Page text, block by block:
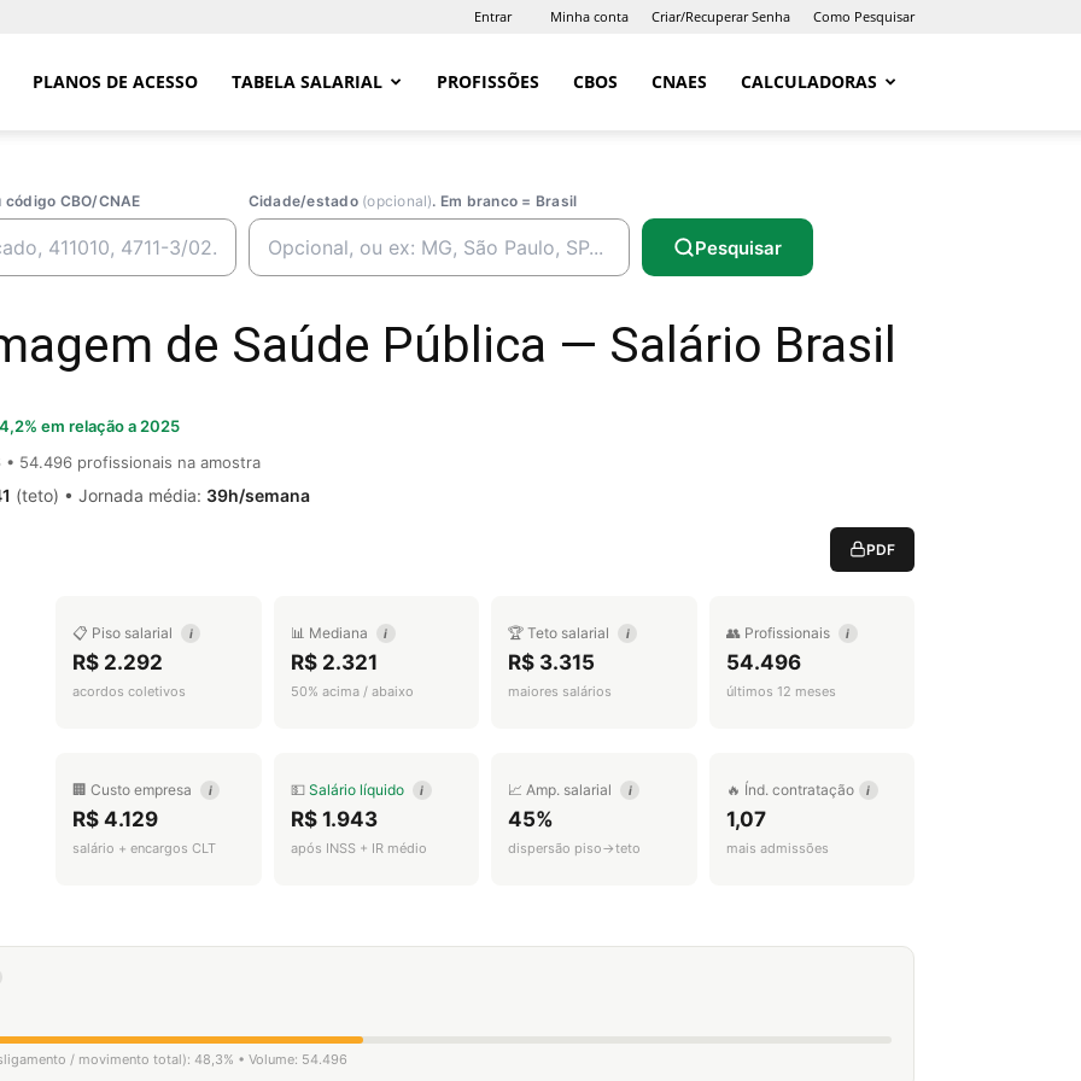
Entrar Minha conta Criar/Recuperar Senha Como Pesquisar
PLANOS DE ACESSO TABELA SALARIAL PROFISSÕES CBOS CNAES CALCULADORAS
CBO/CNAE Cidade/estado (opcional). Em branco = Brasil
Pesquisar
de Saúde Pública — Salário Brasil
em relação a 2025
• 54.496 profissionais na amostra
(teto) • Jornada média: 39h/semana
PDF
📋 Piso salarial i
R$ 2.292
acordos coletivos
📊 Mediana i
R$ 2.321
50% acima / abaixo
🏆 Teto salarial i
R$ 3.315
maiores salários
👥 Profissionais i
54.496
últimos 12 meses
🏢 Custo empresa i
R$ 4.129
salário + encargos CLT
💵 Salário líquido i
R$ 1.943
após INSS + IR médio
📈 Amp. salarial i
45%
dispersão piso→teto
🔥 Índ. contratação i
1,07
mais admissões
/ movimento total): 48,3% • Volume: 54.496